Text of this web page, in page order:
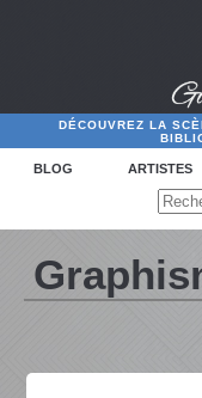
DÉCOUVREZ LA
BLOG ARTISTES